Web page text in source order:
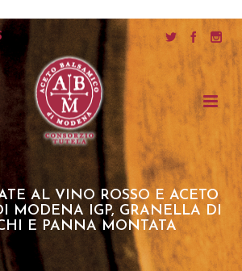
AL VINO ROSSO E ACETO
MODENA IGP, GRANELLA DI
E PANNA MONTATA